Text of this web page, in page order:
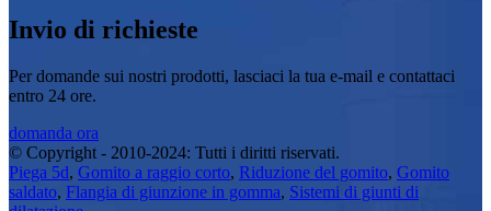
Invio di richieste
Per domande sui nostri prodotti, lasciaci la tua e-mail e contattaci
entro 24 ore.
domanda ora
© Copyright - 2010-2024: Tutti i diritti riservati.
Piega 5d, Gomito a raggio corto, Riduzione del gomito, Gomito
saldato, Flangia di giunzione in gomma, Sistemi di giunti di